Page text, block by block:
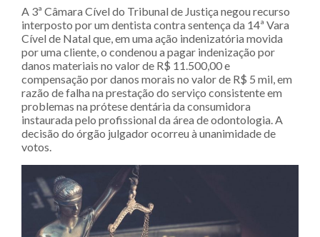
A 3ª Câmara Cível do Tribunal de Justiça negou recurso
interposto por um dentista contra sentença da 14ª Vara
Cível de Natal que, em uma ação indenizatória movida
por uma cliente, o condenou a pagar indenização por
danos materiais no valor de R$ 11.500,00 e
compensação por danos morais no valor de R$ 5 mil, em
razão de falha na prestação do serviço consistente em
problemas na prótese dentária da consumidora
instaurada pelo profissional da área de odontologia. A
decisão do órgão julgador ocorreu à unanimidade de
votos.